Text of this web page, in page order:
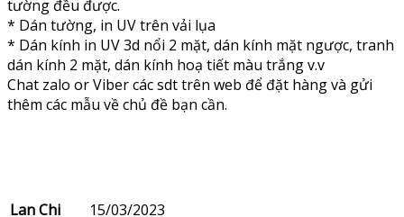
tường đều được.
* Dán tường, in UV trên vải lụa
* Dán kính in UV 3d nổi 2 mặt, dán kính mặt ngược, tranh
dán kính 2 mặt, dán kính hoạ tiết màu trắng v.v
Chat zalo or Viber các sdt trên web để đặt hàng và gửi
thêm các mẫu về chủ đề bạn cần.
Lan Chi
15/03/2023